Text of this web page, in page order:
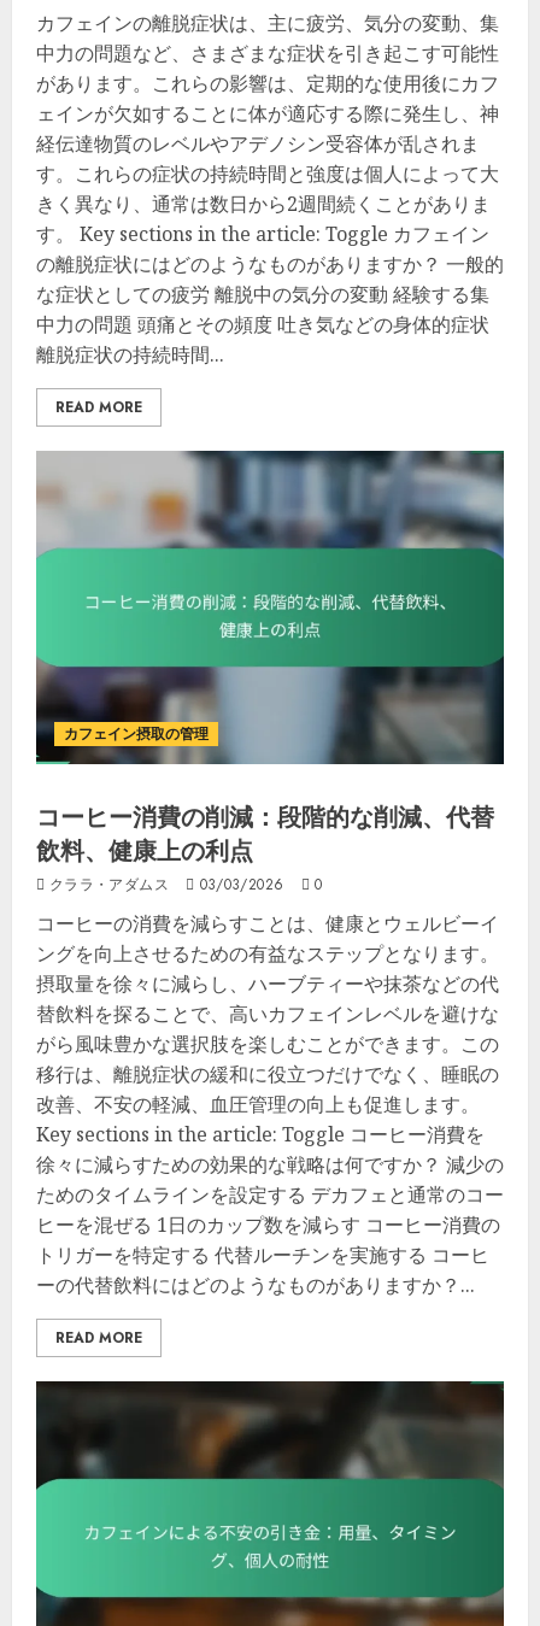
カフェインの離脱症状は、主に疲労、気分の変動、集
中力の問題など、さまざまな症状を引き起こす可能性
があります。これらの影響は、定期的な使用後にカフ
ェインが欠如することに体が適応する際に発生し、神
経伝達物質のレベルやアデノシン受容体が乱されま
す。これらの症状の持続時間と強度は個人によって大
きく異なり、通常は数日から2週間続くことがありま
す。 Key sections in the article: Toggle カフェイン
の離脱症状にはどのようなものがありますか？ 一般的
な症状としての疲労 離脱中の気分の変動 経験する集
中力の問題 頭痛とその頻度 吐き気などの身体的症状
離脱症状の持続時間...
READ MORE
カフェイン摂取の管理
コーヒー消費の削減：段階的な削減、代替
飲料、健康上の利点
クララ・アダムス 03/03/2026 0
コーヒーの消費を減らすことは、健康とウェルビーイ
ングを向上させるための有益なステップとなります。
摂取量を徐々に減らし、ハーブティーや抹茶などの代
替飲料を探ることで、高いカフェインレベルを避けな
がら風味豊かな選択肢を楽しむことができます。この
移行は、離脱症状の緩和に役立つだけでなく、睡眠の
改善、不安の軽減、血圧管理の向上も促進します。
Key sections in the article: Toggle コーヒー消費を
徐々に減らすための効果的な戦略は何ですか？ 減少の
ためのタイムラインを設定する デカフェと通常のコー
ヒーを混ぜる 1日のカップ数を減らす コーヒー消費の
トリガーを特定する 代替ルーチンを実施する コーヒ
ーの代替飲料にはどのようなものがありますか？...
READ MORE